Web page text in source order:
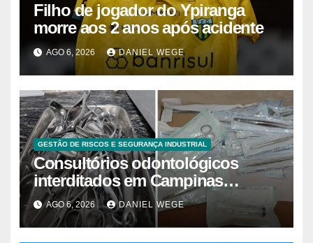
Filho de jogador do Ypiranga
morre aos 2 anos após acidente
AGO 6, 2026 DANIEL WEGE
GESTÃO DE RISCOS E SEGURANÇA INDUSTRIAL
Consultórios odontológicos
interditados em Campinas
superam 2025
AGO 6, 2026 DANIEL WEGE